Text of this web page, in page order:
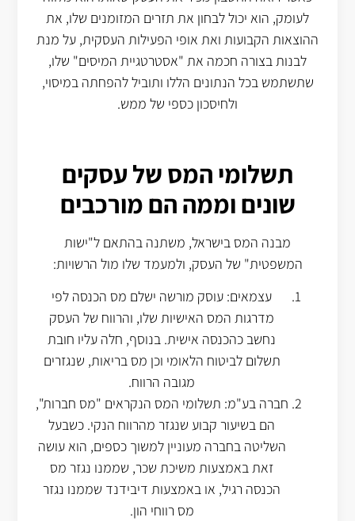
לעומק, הוא יכול לבחון את תזרים המזומנים שלו, את
ההוצאות הקבועות ואת אופי הפעילות העסקית, על מנת
לבנות בצורה חכמה את "אסטרטגיית המיסים" שלו,
שתשתמש בכל הנתונים הללו ותוביל להפחתה במיסוי,
ולחיסכון כספי של ממש.
תשלומי המס של עסקים
שונים וממה הם מורכבים
מבנה המס בישראל, משתנה בהתאם ל"ישות
המשפטית" של העסק, ולמעמד שלו מול הרשויות:
עצמאים: עוסק מורשה ישלם מס הכנסה לפי
מדרגות המס האישיות שלו, והרווח של העסק
נחשב כהכנסה אישית. בנוסף, חלה עליו חובת
תשלום לביטוח הלאומי וכן מס בריאות, שנגזרים
מגובה הרווח.
חברה בע"מ: תשלומי המס הנקראים "מס חברות",
הם בשיעור קבוע שנגזר מהרווח הנקי. כשבעל
השליטה בחברה מעוניין למשוך כספים, הוא עושה
זאת באמצעות משיכת שכר, שממנו נגזר מס
הכנסה רגיל, או באמצעות דיבידנד שממנו נגזר
מס רווחי הון.